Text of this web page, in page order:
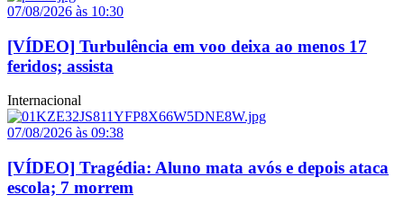
07/08/2026 às 10:30
[VÍDEO] Turbulência em voo deixa ao menos 17
feridos; assista
Internacional
07/08/2026 às 09:38
[VÍDEO] Tragédia: Aluno mata avós e depois ataca
escola; 7 morrem